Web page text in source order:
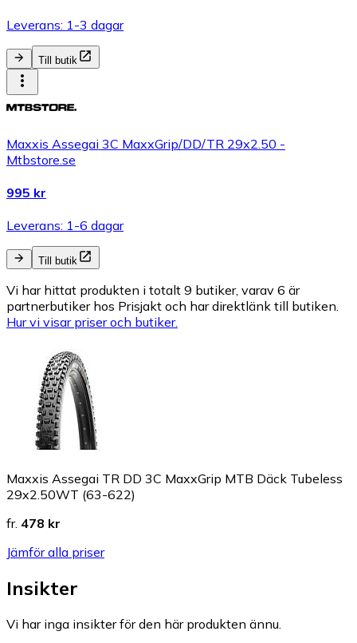
Leverans: 1-3 dagar
Till butik
Maxxis Assegai 3C MaxxGrip/DD/TR 29x2.50 -
Mtbstore.se
995 kr
Leverans: 1-6 dagar
Till butik
Vi har hittat produkten i totalt 9 butiker, varav 6 är
partnerbutiker hos Prisjakt och har direktlänk till butiken.
Hur vi visar priser och butiker.
Maxxis Assegai TR DD 3C MaxxGrip MTB Däck Tubeless
29x2.50WT (63-622)
fr. 478 kr
Jämför alla priser
Insikter
Vi har inga insikter för den här produkten ännu.